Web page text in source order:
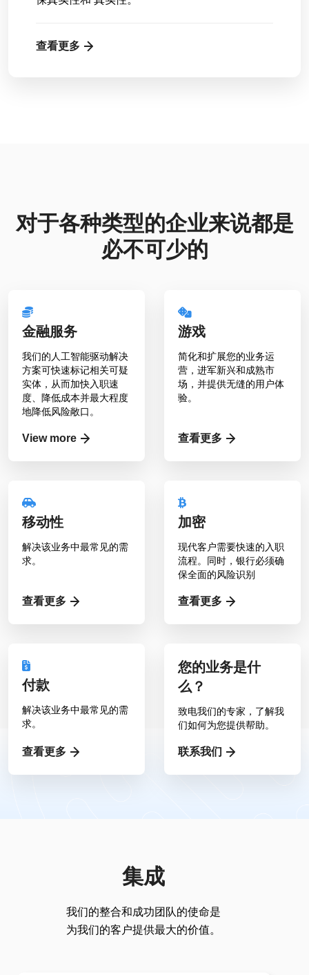
查看更多
对于各种类型的企业来说都是
必不可少的
金融服务
我们的人工智能驱动解决
方案可快速标记相关可疑
实体，从而加快入职速
度、降低成本并最大程度
地降低风险敞口。
View more
游戏
简化和扩展您的业务运
营，进军​​新兴和成熟市
场，并提供无缝的用户体
验。
查看更多
移动性
解决该业务中最常见的需
求。
查看更多
加密
现代客户需要快速的入职
流程。同时，银行必须确
保全面的风险识别
查看更多
付款
解决该业务中最常见的需
求。
查看更多
您的业务是什
么？
致电我们的专家，了解我
们如何为您提供帮助。
联系我们
集成
我们的整合和成功团队的使命是
为我们的客户提供最大的价值。